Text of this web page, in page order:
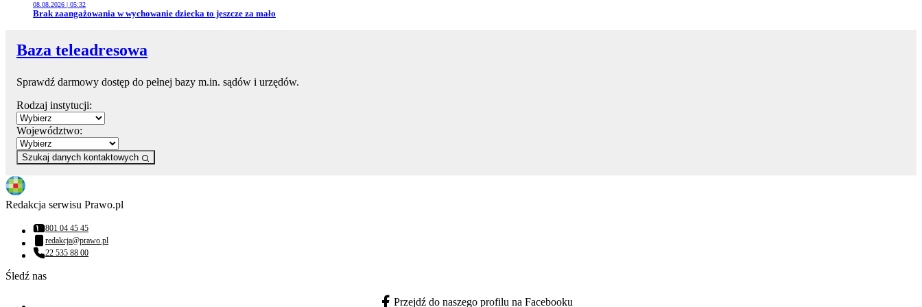
08.08.2026 | 05:32
Przejdź do artykułu:
Brak zaangażowania w wychowanie dziecka to jeszcze za mało
Baza teleadresowa
Sprawdź darmowy dostęp do pełnej bazy m.in. sądów i urzędów.
Rodzaj instytucji:
Województwo:
Szukaj danych kontaktowych
Redakcja serwisu Prawo.pl
Numer telefonu:
801 04 45 45
Adres email:
redakcja@prawo.pl
Numer telefonu:
22 535 88 00
Śledź nas
Przejdź do naszego profilu na Facebooku